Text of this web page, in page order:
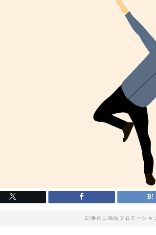
記事内に商品プロモーショ